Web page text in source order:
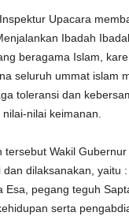
Upacara
Ibadah
beragama Islam,
seluruh ummat islam
toleransi dan
nilai keimanan.
tersebut Wakil
dan dilaksanakan, yaitu
Esa, pegang teguh
serta